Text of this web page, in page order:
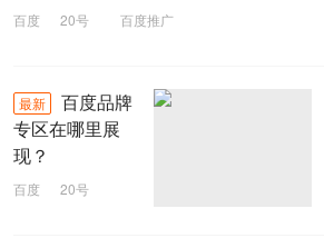
百度 20号 百度推广
最新
百度品牌
专区在哪里展
现？
百度
20号